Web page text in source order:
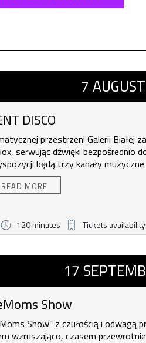
7 august 2026,
7 AUGUST
DISCO
przestrzeni Galerii Białej
serwując dźwięki bezpośrednio
będą trzy kanały
oraz trzeci w formie specjalnie
o wspólnotowym
klimat.
CENTRUM NCK
2 godziny
READ MORE
120 minutes Tickets availability:
High ticket availability
17
Show
Show” z czułością i odwagą
wzruszająco, czasem